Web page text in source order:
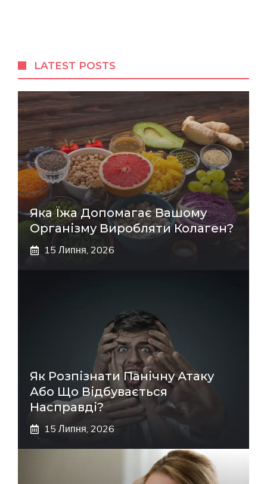
LATEST POSTS
Яка Їжа Допомагає Вашому
Організму Виробляти Колаген?
15 Липня, 2026
Як Розпізнати Панічну Атаку
Або Що Відбувається
Насправді?
15 Липня, 2026